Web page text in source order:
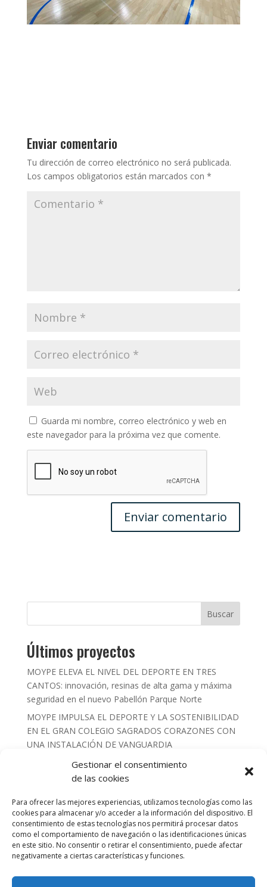
Gestionar el consentimiento
de las cookies
Para ofrecer las mejores experiencias, utilizamos tecnologías como las
cookies para almacenar y/o acceder a la información del dispositivo. El
consentimiento de estas tecnologías nos permitirá procesar datos
como el comportamiento de navegación o las identificaciones únicas
en este sitio. No consentir o retirar el consentimiento, puede afectar
negativamente a ciertas características y funciones.
Enviar comentario
Tu dirección de correo electrónico no será publicada.
Los campos obligatorios están marcados con *
Guarda mi nombre, correo electrónico y web en
este navegador para la próxima vez que comente.
Buscar
Últimos proyectos
MOYPE ELEVA EL NIVEL DEL DEPORTE EN TRES
CANTOS: innovación, resinas de alta gama y máxima
seguridad en el nuevo Pabellón Parque Norte
MOYPE IMPULSA EL DEPORTE Y LA SOSTENIBILIDAD
EN EL GRAN COLEGIO SAGRADOS CORAZONES CON
UNA INSTALACIÓN DE VANGUARDIA
MOYPE INSTALA 540 M2 DE RED DE FONDOS
COMBINADA CON LONA DE PVC PARA EL
PARACUELLLOS DEL JARAMA
REVOLUCIÓN SOBRE LA PISTA: Estrenamos 685 m² de
tecnología Tenis Life de Composan en Las Rozas
EQUIPAMIENTO DE ÉLITE PARA EL DEPORTE DE
EN EL CAR DE MADRID.